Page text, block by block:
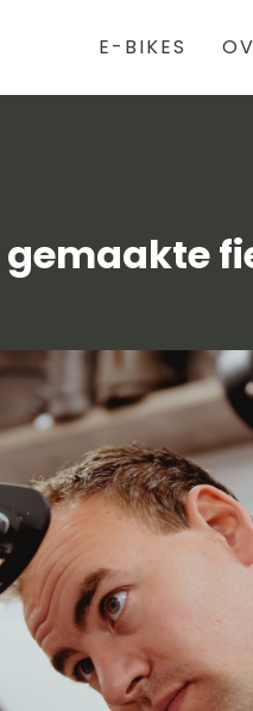
E-BIKES